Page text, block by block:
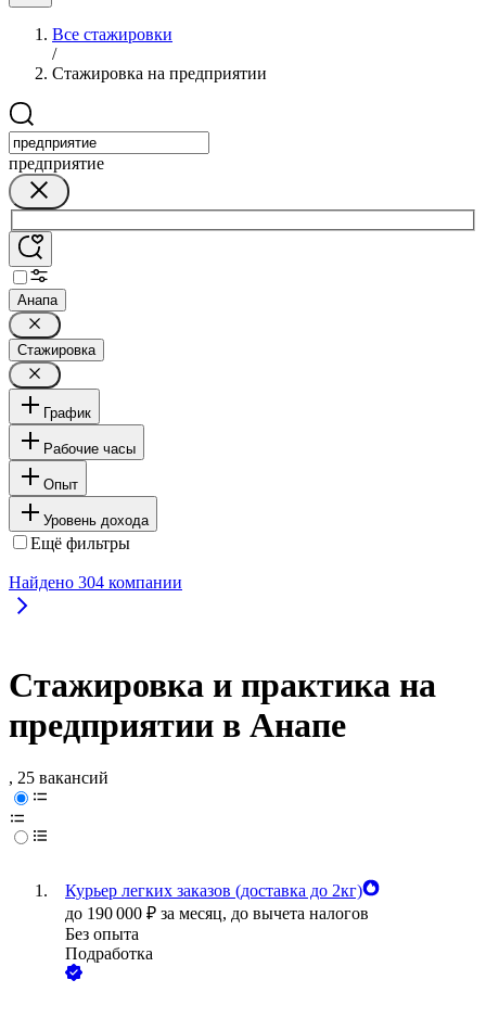
Все стажировки
/
Стажировка на предприятии
предприятие
Анапа
Стажировка
График
Рабочие часы
Опыт
Уровень дохода
Ещё фильтры
Найдено 304 компании
Стажировка и практика на
предприятии в Анапе
, 25 вакансий
Курьер легких заказов (доставка до 2кг)
до 190 000 ₽ за месяц, до вычета налогов
Без опыта
Подработка